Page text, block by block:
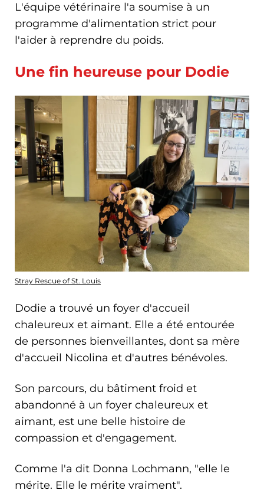
L'équipe vétérinaire l'a soumise à un
programme d'alimentation strict pour
l'aider à reprendre du poids.
Une fin heureuse pour Dodie
Stray Rescue of St. Louis
Dodie a trouvé un foyer d'accueil
chaleureux et aimant. Elle a été entourée
de personnes bienveillantes, dont sa mère
d'accueil Nicolina et d'autres bénévoles.
Son parcours, du bâtiment froid et
abandonné à un foyer chaleureux et
aimant, est une belle histoire de
compassion et d'engagement.
Comme l'a dit Donna Lochmann, "elle le
mérite. Elle le mérite vraiment".